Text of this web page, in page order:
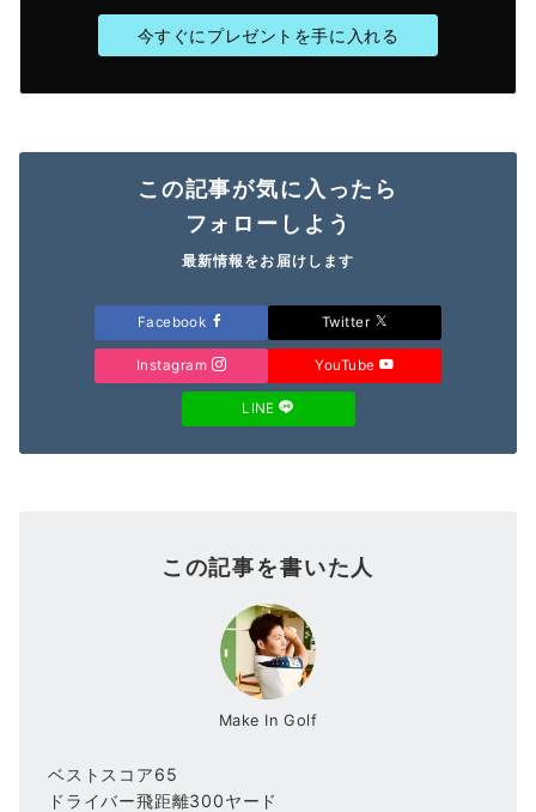
今すぐにプレゼントを手に入れる
この記事が気に入ったら
フォローしよう
最新情報をお届けします
Facebook Twitter
Instagram YouTube
LINE
この記事を書いた人
Make In Golf
ベストスコア65
ドライバー飛距離300ヤード